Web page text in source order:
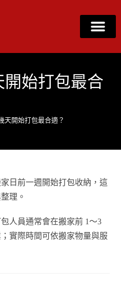
開始打包最合
天開始打包最合適？
日前一週開始打包收納，這
理。
人員通常會在搬家前 1～3
實際時間可依搬家物量與服